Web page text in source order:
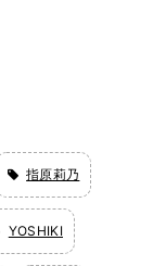
指原莉乃
YOSHIKI